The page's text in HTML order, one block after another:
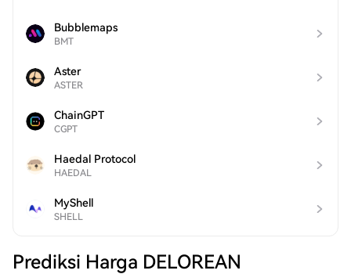
Bubblemaps
BMT
Aster
ASTER
ChainGPT
CGPT
Haedal Protocol
HAEDAL
MyShell
SHELL
Prediksi Harga DELOREAN